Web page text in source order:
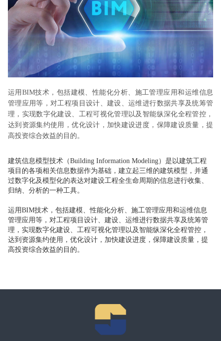
运用BIM技术，包括建模、性能化分析、施工管理应用和运维信息
管理应用等，对工程项目设计、建设、运维进行数据共享及统筹管
理，实现数字化建设、工程可视化管理以及智能纵深化全程管控，
达到资源集约使用，优化设计，加快建设进度，保障建设质量，提
高投资综合效益的目的。
建筑信息模型技术（Building Information Modeling）是以建筑工程
项目的各项相关信息数据作为基础，建立起三维的建筑模型，并通
过数字化及模型化的表达对建设工程全生命周期的信息进行收集、
归纳、分析的一种工具。
运用BIM技术，包括建模、性能化分析、施工管理应用和运维信息
管理应用等，对工程项目设计、建设、运维进行数据共享及统筹管
理，实现数字化建设、工程可视化管理以及智能纵深化全程管控，
达到资源集约使用，优化设计，加快建设进度，保障建设质量，提
高投资综合效益的目的。